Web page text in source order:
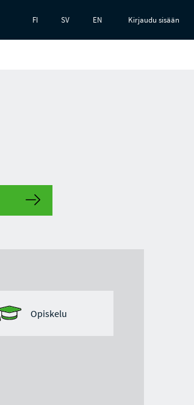
FI SV EN Kirjaudu sisään
Opiskelu